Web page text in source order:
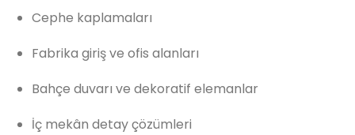
Cephe kaplamaları
Fabrika giriş ve ofis alanları
Bahçe duvarı ve dekoratif elemanlar
İç mekân detay çözümleri